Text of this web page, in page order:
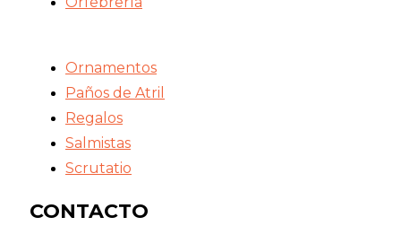
Ornamentos
Paños de Atril
Regalos
Salmistas
Scrutatio
CONTACTO